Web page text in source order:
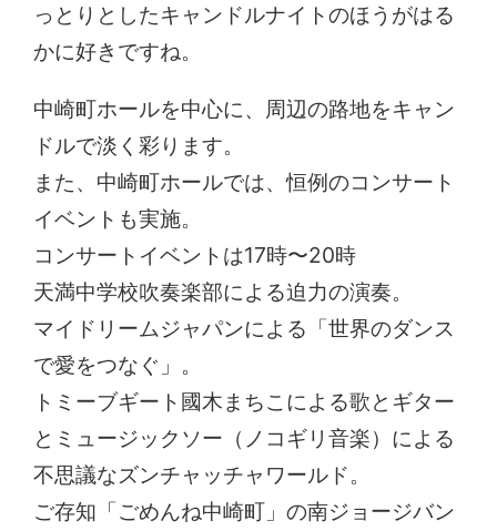
っとりとしたキャンドルナイトのほうがはる
かに好きですね。
中崎町ホールを中心に、周辺の路地をキャン
ドルで淡く彩ります。
また、中崎町ホールでは、恒例のコンサート
イベントも実施。
コンサートイベントは17時〜20時
天満中学校吹奏楽部による迫力の演奏。
マイドリームジャパンによる「世界のダンス
で愛をつなぐ」。
トミーブギート國木まちこによる歌とギター
とミュージックソー（ノコギリ音楽）による
不思議なズンチャッチャワールド。
ご存知「ごめんね中崎町」の南ジョージバン